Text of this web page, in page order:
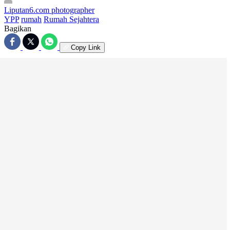
Liputan6.com photographer
YPP rumah Rumah Sejahtera
Bagikan
Copy Link